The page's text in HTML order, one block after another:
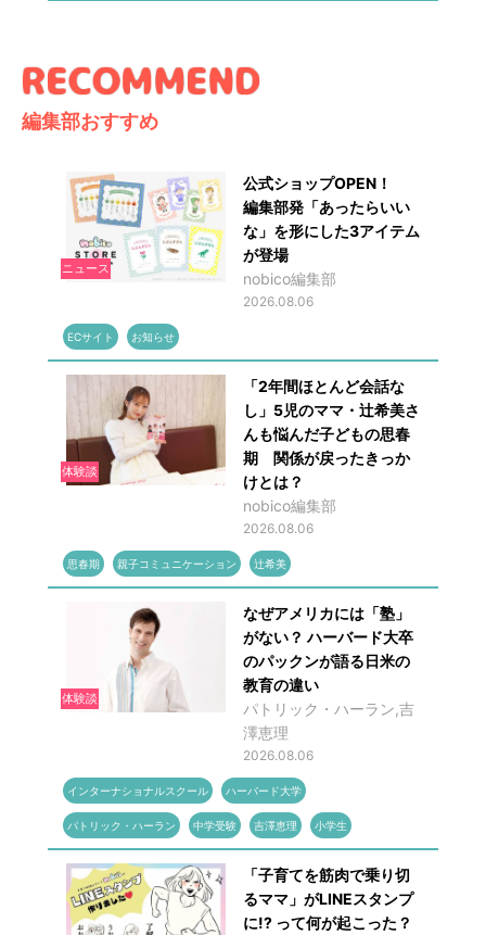
編集部おすすめ
ニュース
公式ショップOPEN！
編集部発「あったらいい
な」を形にした3アイテム
が登場
nobico編集部
2026.08.06
ECサイト お知らせ
体験談
「2年間ほとんど会話な
し」5児のママ・辻希美さ
んも悩んだ子どもの思春
期 関係が戻ったきっか
けとは？
nobico編集部
2026.08.06
思春期 親子コミュニケーション 辻希美
体験談
なぜアメリカには「塾」
がない？ ハーバード大卒
のパックンが語る日米の
教育の違い
パトリック・ハーラン,吉
澤恵理
2026.08.06
インターナショナルスクール ハーバード大学
パトリック・ハーラン 中学受験 吉澤恵理 小学生
「子育てを筋肉で乗り切
るママ」がLINEスタンプ
に!? って何が起こった？